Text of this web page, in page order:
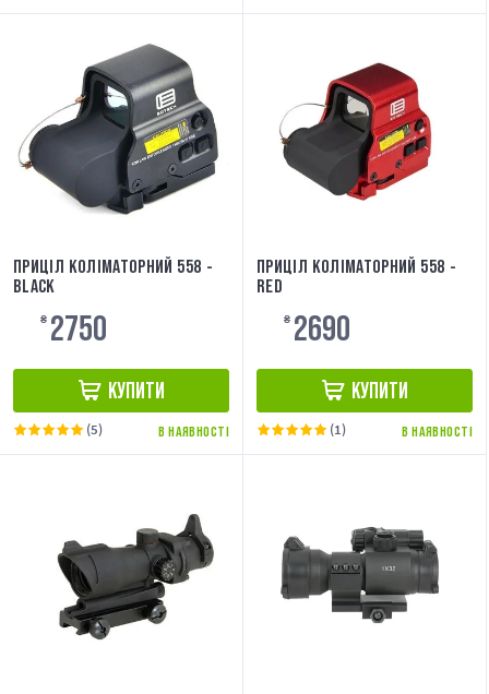
ПРИЦІЛ КОЛІМАТОРНИЙ 558 -
BLACK
₴ 2750
КУПИТИ
В НАЯВНОСТІ
(5)
ПРИЦІЛ КОЛІМАТОРНИЙ 558 -
RED
₴ 2690
КУПИТИ
В НАЯВНОСТІ
(1)